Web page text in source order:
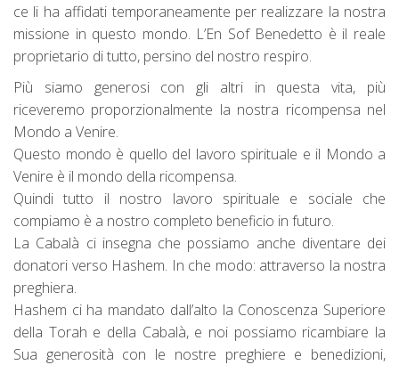
ce li ha affidati temporaneamente per realizzare la nostra
missione in questo mondo. L’En Sof Benedetto è il reale
proprietario di tutto, persino del nostro respiro.
Più siamo generosi con gli altri in questa vita, più
riceveremo proporzionalmente la nostra ricompensa nel
Mondo a Venire.
Questo mondo è quello del lavoro spirituale e il Mondo a
Venire è il mondo della ricompensa.
Quindi tutto il nostro lavoro spirituale e sociale che
compiamo è a nostro completo beneficio in futuro.
La Cabalà ci insegna che possiamo anche diventare dei
donatori verso Hashem. In che modo: attraverso la nostra
preghiera.
Hashem ci ha mandato dall’alto la Conoscenza Superiore
della Torah e della Cabalà, e noi possiamo ricambiare la
Sua generosità con le nostre preghiere e benedizioni,